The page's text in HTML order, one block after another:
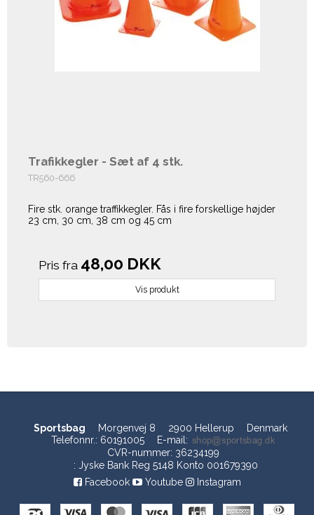
Trafikkegler - Sæt af 4 stk.
TR560-666
Fire stk. orange traffikkegler. Fås i fire forskellige højder
23 cm, 30 cm, 38 cm og 45 cm
Pris fra 48,00 DKK
Vis produkt
Sportsbag Morgenvej 8 2900 Hellerup
Denmark
Telefonnr.: 60191005 E-mail:
CVR-nummer: 36234199
: Jyske Bank Reg 5148 Konto 001679390
Facebook
Youtube Instagram